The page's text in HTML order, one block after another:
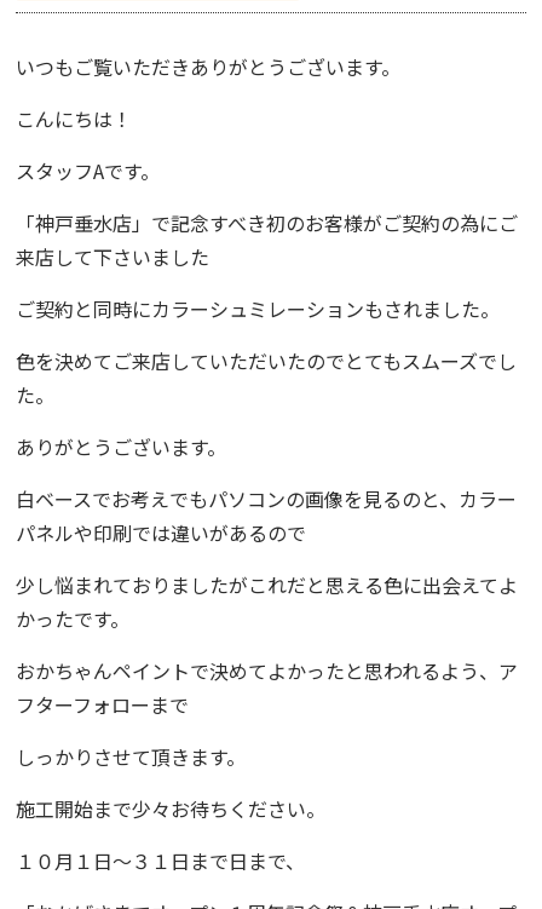
いつもご覧いただきありがとうございます。
こんにちは！
スタッフAです。
「神戸垂水店 」で記念すべき初のお客様がご契約の為にご
来店して下さいました
ご契約と同時にカラーシュミレーションもされました。
色を決めてご来店していただいたのでとてもスムーズでし
た。
ありがとうございます。
白ベースでお考えでもパソコンの画像を見るのと、カラー
パネルや印刷では違いがあるので
少し悩まれておりましたがこれだと思える色に出会えてよ
かったです。
おかちゃんペイントで決めてよかったと思われるよう、ア
フターフォローまで
しっかりさせて頂きます。
施工開始まで少々お待ちください。
１０月１日〜３１日まで日まで、